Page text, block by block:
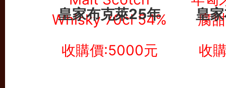
皇家布克萊25年 皇
收購價:5000元 收